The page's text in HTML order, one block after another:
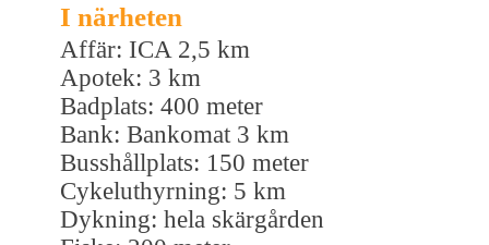
I närheten
Affär: ICA 2,5 km
Apotek: 3 km
Badplats: 400 meter
Bank: Bankomat 3 km
Busshållplats: 150 meter
Cykeluthyrning: 5 km
Dykning: hela skärgården